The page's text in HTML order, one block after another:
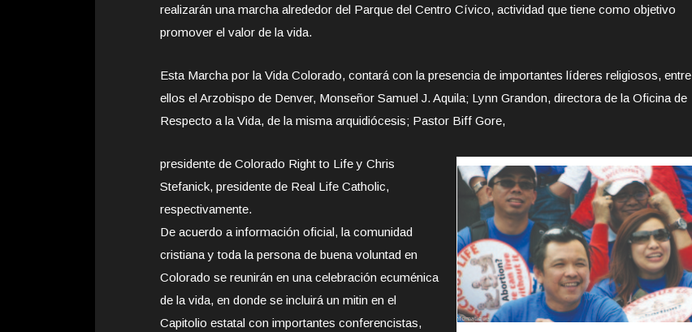
realizarán una marcha alrededor del Parque del Centro Cívico, actividad que tiene como objetivo
promover el valor de la vida.
Esta Marcha por la Vida Colorado, contará con la presencia de importantes líderes religiosos, entre
ellos el Arzobispo de Denver, Monseñor Samuel J. Aquila; Lynn Grandon, directora de la Oficina de
Respecto a la Vida, de la misma arquidiócesis; Pastor Biff Gore,
presidente de Colorado Right to Life y Chris
Stefanick, presidente de Real Life Catholic,
respectivamente.
De acuerdo a información oficial, la comunidad
cristiana y toda la persona de buena voluntad en
Colorado se reunirán en una celebración ecuménica
de la vida, en donde se incluirá un mitin en el
Capitolio estatal con importantes conferencistas,